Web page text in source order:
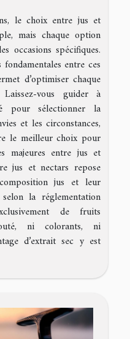
le choix entre jus et
mais chaque option
occasions spécifiques.
entre ces
d’optimiser chaque
vous guider à
pour sélectionner la
et les circonstances,
le meilleur choix pour
majeures entre jus et
jus et nectars repose
jus et leur
la réglementation
de fruits
ni colorants, ni
d’extrait sec y est